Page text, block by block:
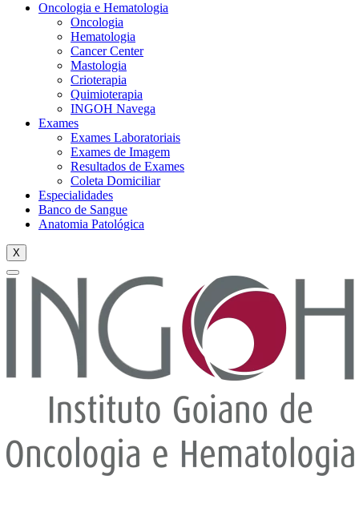
Oncologia e Hematologia
Oncologia
Hematologia
Cancer Center
Mastologia
Crioterapia
Quimioterapia
INGOH Navega
Exames
Exames Laboratoriais
Exames de Imagem
Resultados de Exames
Coleta Domiciliar
Especialidades
Banco de Sangue
Anatomia Patológica
X